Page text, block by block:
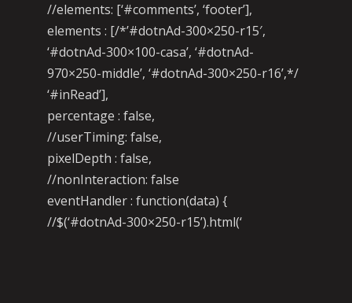
//elements: [‘#comments’, ‘footer’],
elements : [/*’#dotnAd-300×250-r15′,
‘#dotnAd-300×100-casa’, ‘#dotnAd-
970×250-middle’, ‘#dotnAd-300×250-r16’,*/
‘#inRead’],
percentage : false,
//userTiming: false,
pixelDepth : false,
//nonInteraction: false
eventHandler : function(data) {
//$(‘#dotnAd-300×250-r15’).html(‘